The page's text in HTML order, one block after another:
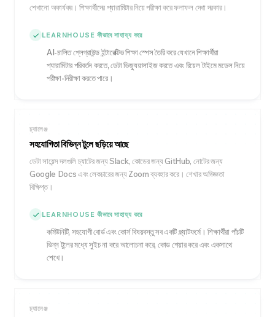
শেখানো অকার্যকর। শিক্ষার্থীদের প্যারামিটার নিয়ে পরীক্ষা করে ফলাফল দেখা দরকার।
LEARNHOUSE কীভাবে সাহায্য করে
AI-চালিত প্লেগ্রাউন্ড ইন্টারেক্টিভ শিক্ষা স্পেস তৈরি করে যেখানে শিক্ষার্থীরা
প্যারামিটার পরিবর্তন করতে, ডেটা ভিজ্যুয়ালাইজ করতে এবং রিয়েল টাইমে মডেল নিয়ে
পরীক্ষা-নিরীক্ষা করতে পারে।
চ্যালেঞ্জ
সহযোগিতা বিভিন্ন টুলে ছড়িয়ে আছে
ডেটা সায়েন্স দলগুলি চ্যাটের জন্য Slack, কোডের জন্য GitHub, নোটের জন্য
Google Docs এবং লেকচারের জন্য Zoom ব্যবহার করে। শেখার অভিজ্ঞতা
বিক্ষিপ্ত।
LEARNHOUSE কীভাবে সাহায্য করে
কমিউনিটি, সহযোগী বোর্ড এবং কোর্স বিষয়বস্তু সব একটি প্ল্যাটফর্মে। শিক্ষার্থীরা পাঁচটি
ভিন্ন টুলের মধ্যে সুইচ না করে আলোচনা করে, কোড শেয়ার করে এবং একসাথে
শেখে।
চ্যালেঞ্জ